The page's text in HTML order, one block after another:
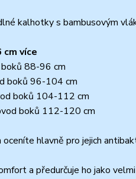
kalhotky s bambusovým
cm více
88-96 cm
boků 96-104 cm
boků 104-112 cm
boků 112-120 cm
hlavně pro jejich
a předurčuje ho jako